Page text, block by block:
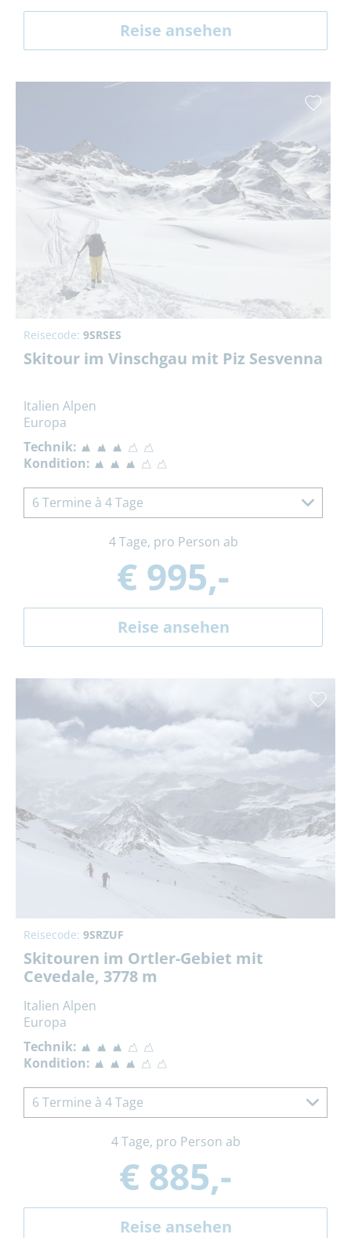
Reise ansehen
Reisecode: 9SRSES
Skitour im Vinschgau mit Piz Sesvenna
Italien Alpen
Europa
Technik:
Kondition:
6 Termine à 4 Tage
4 Tage, pro Person ab
€ 995,-
Reise ansehen
Reisecode: 9SRZUF
Skitouren im Ortler-Gebiet mit
Cevedale, 3778 m
Italien Alpen
Europa
Technik:
Kondition:
6 Termine à 4 Tage
4 Tage, pro Person ab
€ 885,-
Reise ansehen